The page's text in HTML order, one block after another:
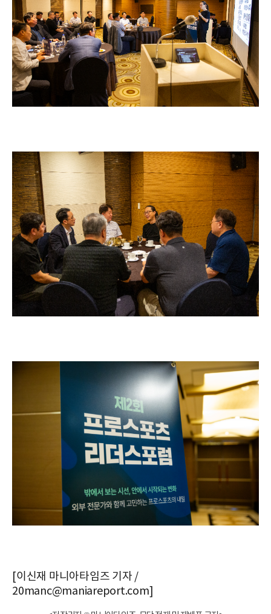
[이신재 마니아타임즈 기자 /
20manc@maniareport.com]